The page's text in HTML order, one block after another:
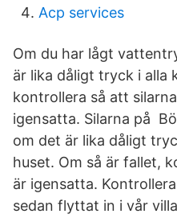
Acp services
Om du har lågt
är lika dåligt tryck i alla
kontrollera så att
igensatta. Silarna på
om det är lika dåligt
huset. Om så är fallet,
är igensatta.
sedan flyttat in i vår